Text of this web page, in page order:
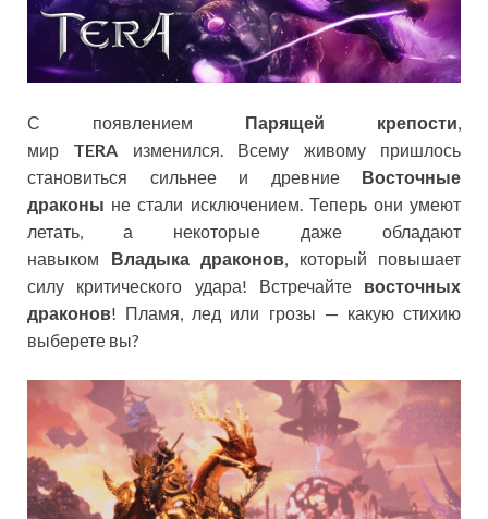
С появлением Парящей крепости
мир TERA изменился. Всему живому пришлось
становиться сильнее и древние Восточные
драконы не стали исключением. Теперь они умеют
летать, а некоторые даже обладают
навыком Владыка драконов , который повышает
силу критического удара! Встречайте восточных
драконов! Пламя, лед или грозы — какую стихию
выберете вы?